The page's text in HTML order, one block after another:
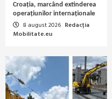
Croația, marcând extinderea
operațiunilor internaționale
8 august 2026 Redacția
Mobilitate.eu